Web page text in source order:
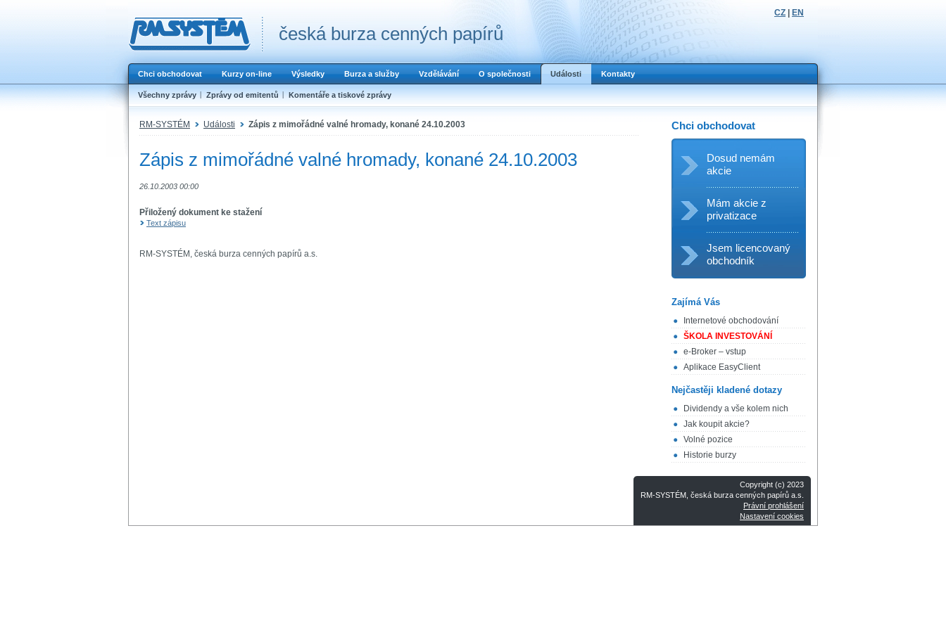
česká burza cenných papírů
CZ EN
Chci obchodovat Kurzy on-line Výsledky Burza a služby Vzdělávání O společnosti Události Kontakty
Všechny zprávy Zprávy od emitentů Komentáře a tiskové zprávy
RM-SYSTÉM Události Zápis z mimořádné valné hromady, konané 24.10.2003
Zápis z mimořádné valné hromady, konané 24.10.2003
26.10.2003 00:00
Přiložený dokument ke stažení
Text zápisu
RM-SYSTÉM, česká burza cenných papírů a.s.
Chci obchodovat
Dosud nemám
akcie
Mám akcie z
privatizace
Jsem licencovaný
obchodník
Zajímá Vás
Internetové obchodování
ŠKOLA INVESTOVÁNÍ
e-Broker – vstup
Aplikace EasyClient
Nejčastěji kladené dotazy
Dividendy a vše kolem nich
Jak koupit akcie?
Volné pozice
Historie burzy
Copyright (c) 2023
RM-SYSTÉM, česká burza cenných papírů a.s.
Právní prohlášení
Nastavení cookies